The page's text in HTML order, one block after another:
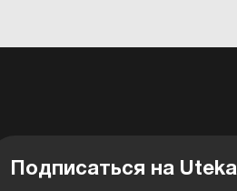
Подписаться на Uteka